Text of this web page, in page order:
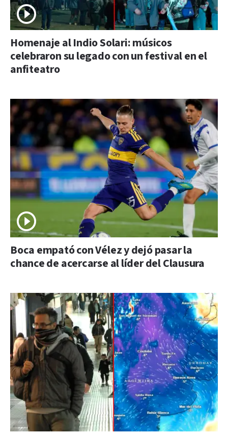
Homenaje al Indio Solari: músicos
celebraron su legado con un festival en el
anfiteatro
Boca empató con Vélez y dejó pasar la
chance de acercarse al líder del Clausura